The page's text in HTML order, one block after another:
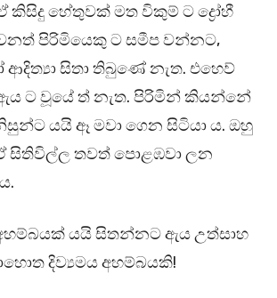
කිසිදු හේතුවක් මත විකුම් ට ද්‍රෝහී
පිරිමියෙකු ට සමීප වන්නට,
සිතා තිබුණේ නැත. එහෙව්
ට වූයේ ත් නැත. පිරිමින් කියන්නේ
යයි ඈ මවා ගෙන සිටියා ය. ඔහු
සිතිවිල්ල තවත් පොළඹවා ලන
යයි සිතන්නට ඇය උත්සාහ
දිව්‍යමය අහම්බයකි!